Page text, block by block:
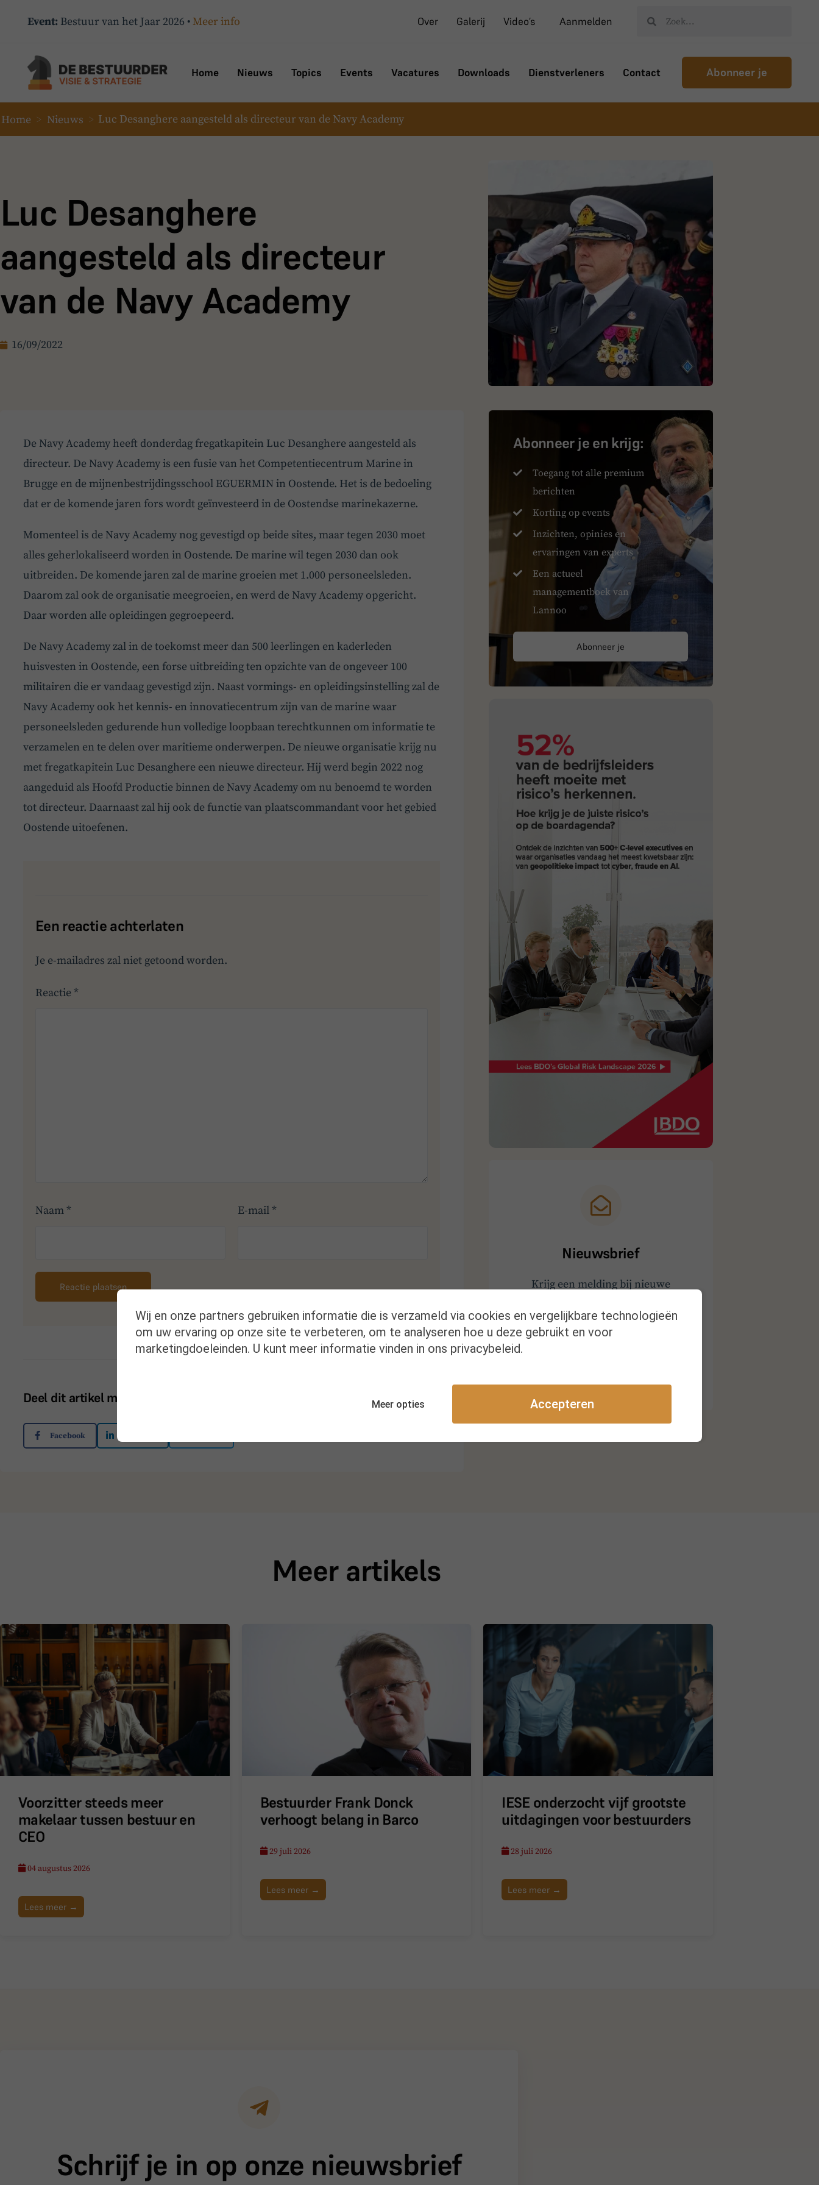
Event: Bestuur van het Jaar 2026 • Meer info Over Galerij Video’s Aanmelden
Home Nieuws Topics Events Vacatures Downloads Dienstverleners Contact Abonneer je
Home > Nieuws > Luc Desanghere aangesteld als directeur van de Navy Academy
Luc Desanghere
aangesteld als directeur
van de Navy Academy
16/09/2022
De Navy Academy heeft donderdag fregatkapitein Luc Desanghere aangesteld als
directeur. De Navy Academy is een fusie van het Competentiecentrum Marine in
Brugge en de mijnenbestrijdingsschool EGUERMIN in Oostende. Het is de bedoeling
dat er de komende jaren fors wordt geïnvesteerd in de Oostendse marinekazerne.
Momenteel is de Navy Academy nog gevestigd op beide sites, maar tegen 2030 moet
alles geherlokaliseerd worden in Oostende. De marine wil tegen 2030 dan ook
uitbreiden. De komende jaren zal de marine groeien met 1.000 personeelsleden.
Daarom zal ook de organisatie meegroeien, en werd de Navy Academy opgericht.
Daar worden alle opleidingen gegroepeerd.
De Navy Academy zal in de toekomst meer dan 500 leerlingen en kaderleden
huisvesten in Oostende, een forse uitbreiding ten opzichte van de ongeveer 100
militairen die er vandaag gevestigd zijn. Naast vormings- en opleidingsinstelling zal de
Navy Academy ook het kennis- en innovatiecentrum zijn van de marine waar
personeelsleden gedurende hun volledige loopbaan terechtkunnen om informatie te
verzamelen en te delen over maritieme onderwerpen. De nieuwe organisatie krijg nu
met fregatkapitein Luc Desanghere een nieuwe directeur. Hij werd begin 2022 nog
aangeduid als Hoofd Productie binnen de Navy Academy om nu benoemd te worden
tot directeur. Daarnaast zal hij ook de functie van plaatscommandant voor het gebied
Oostende uitoefenen.
Een reactie achterlaten
Je e-mailadres zal niet getoond worden.
Reactie*
Naam* E-mail*
Deel dit artikel met je netwerk
Facebook
Abonneer je en krijg:
Toegang tot alle premium
berichten
Korting op events
Inzichten, opinies en
ervaringen van experts
Een actueel
managementboek van
Lannoo
Abonneer je
Nieuwsbrief
Krijg een melding bij nieuwe
Meer artikels
Voorzitter steeds meer
makelaar tussen bestuur en
CEO
04 augustus 2026
Lees meer →
Bestuurder Frank Donck
verhoogt belang in Barco
29 juli 2026
Lees meer →
IESE onderzocht vijf grootste
uitdagingen voor bestuurders
28 juli 2026
Lees meer →
Schrijf je in op onze nieuwsbrief
Wij en onze partners gebruiken informatie die is verzameld via cookies en vergelijkbare technologieën
om uw ervaring op onze site te verbeteren, om te analyseren hoe u deze gebruikt en voor
marketingdoeleinden. U kunt meer informatie vinden in ons privacybeleid.
Meer opties Accepteren